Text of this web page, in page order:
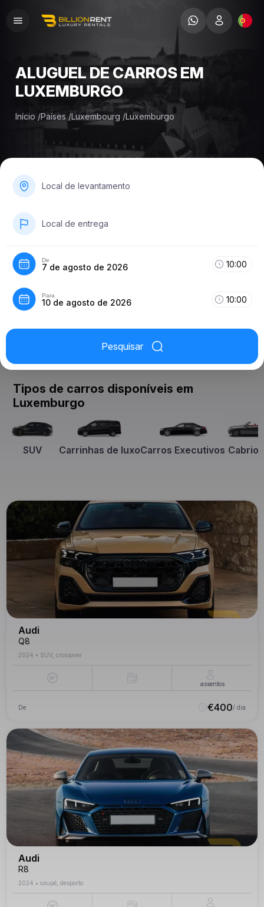
ALUGUEL DE СARROS EM
LUXEMBURGO
Início /Países /Luxembourg /Luxemburgo
Local de levantamento
Local de entrega
De
7 de agosto de 2026 10:00
Para
10 de agosto de 2026 10:00
Pesquisar
Tipos de carros disponíveis em
Luxemburgo
SUV Carrinhas de luxoCarros Executivos
Audi
Q8
2024 • SUV, crossover
assentos
De €400/ dia
Audi
R8
2024 • coupé, desporto